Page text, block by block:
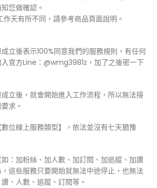
您做確認。
天有所不同，請參考商品頁面說明。
立後表示100%同意我們的服務規則，有任何
官方Line：@wmg3981z，加了之後密一下
立後，就會開始進入工作流程，所以無法接
求。
位線上服務類型】，依法並沒有七天猶豫
：加粉絲、加人數、加訂閱、加追縱、加讚
這些服務只要開始就無法中途停止，也無法
、人數、追蹤、訂閱等。